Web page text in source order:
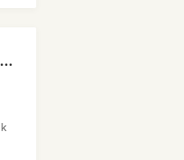
Conversations About Her